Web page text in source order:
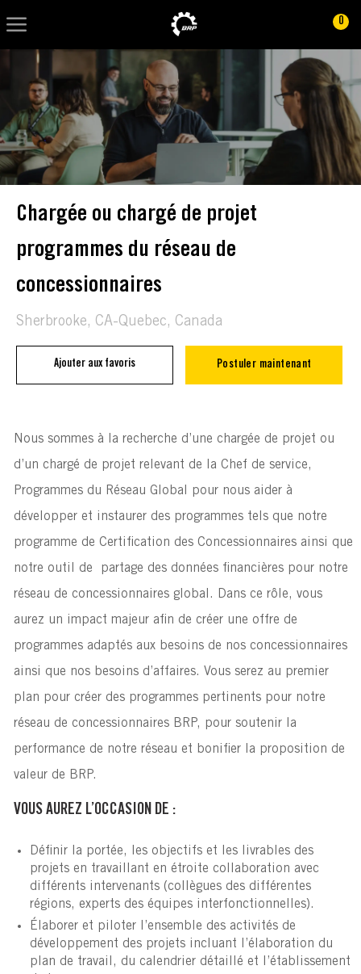
0
Chargée ou chargé de projet
programmes du réseau de
concessionnaires
Localisation
Sherbrooke, CA-Quebec, Canada
Ajouter aux favoris Postuler maintenant
Nous sommes à la recherche d’une chargée de projet ou
d’un chargé de projet relevant de la Chef de service,
Programmes du Réseau Global pour nous aider à
développer et instaurer des programmes tels que notre
programme de Certification des Concessionnaires ainsi que
notre outil de partage des données financières pour notre
réseau de concessionnaires global. Dans ce rôle, vous
aurez un impact majeur afin de créer une offre de
programmes adaptés aux besoins de nos concessionnaires
ainsi que nos besoins d’affaires. Vous serez au premier
plan pour créer des programmes pertinents pour notre
réseau de concessionnaires BRP, pour soutenir la
performance de notre réseau et bonifier la proposition de
valeur de BRP.
VOUS AUREZ L’OCCASION DE :
Définir la portée, les objectifs et les livrables des
projets en travaillant en étroite collaboration avec
différents intervenants (collègues des différentes
régions, experts des équipes interfonctionnelles).
Élaborer et piloter l’ensemble des activités de
développement des projets incluant l’élaboration du
plan de travail, du calendrier détaillé et l’établissement